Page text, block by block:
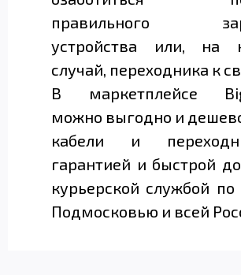
правильного
устройства или, на
случай, переходника к
В маркетплейсе
можно выгодно и
кабели и
гарантией и быстрой
курьерской службой
Подмосковью и всей